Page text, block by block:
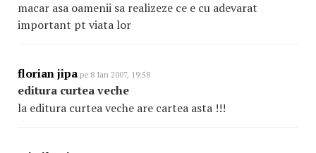
macar asa oamenii sa realizeze ce e cu adevarat
important pt viata lor
florian jipa pe 8 Ian 2007, 19:58
editura curtea veche
la editura curtea veche are cartea asta !!!